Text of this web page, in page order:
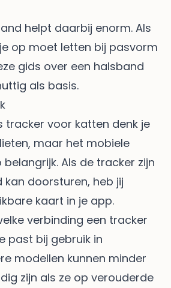
helpt daarbij enorm. Als
op moet letten bij pasvorm
gids over een halsband
als basis.
tracker voor katten denk je
maar het mobiele
Als de tracker zijn
doorsturen, heb jij
kaart in je app.
verbinding een tracker
past bij gebruik in
modellen kunnen minder
zijn als ze op verouderde